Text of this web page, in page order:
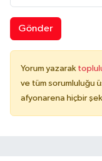
Gönder
Yorum yazarak
ve tüm sorumluluğu
afyonarena hiçbir